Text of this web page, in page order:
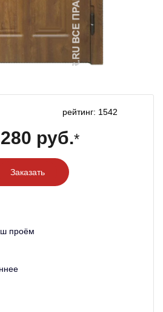
рейтинг: 1542
руб.*
Заказать
проём